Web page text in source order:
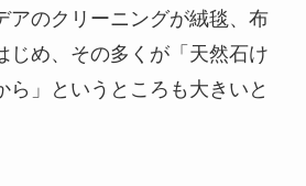
アのクリーニングが絨毯、布
じめ、その多くが「天然石け
ら」というところも大きいと